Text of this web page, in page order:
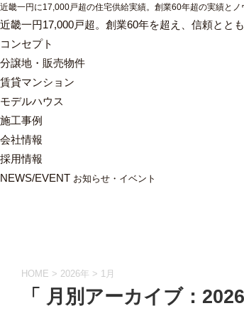
近畿一円に17,000戸超の住宅供給実績。創業60年超の実績とノ
近畿一円17,000戸超。創業60年を超え、信頼とと
コンセプト
分譲地・販売物件
賃貸マンション
モデルハウス
施工事例
会社情報
採用情報
NEWS/EVENT お知らせ・イベント
HOME > 2026年 > 1月
「 月別アーカイブ：